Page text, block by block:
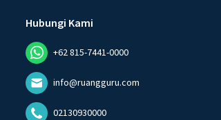
Hubungi Kami
+62 815-7441-0000
info@ruangguru.com
02130930000